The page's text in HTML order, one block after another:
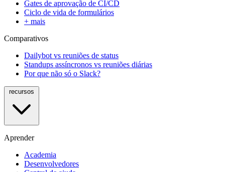
Gates de aprovação de CI/CD
Ciclo de vida de formulários
+ mais
Comparativos
Dailybot vs reuniões de status
Standups assíncronos vs reuniões diárias
Por que não só o Slack?
Aprender
Academia
Desenvolvedores